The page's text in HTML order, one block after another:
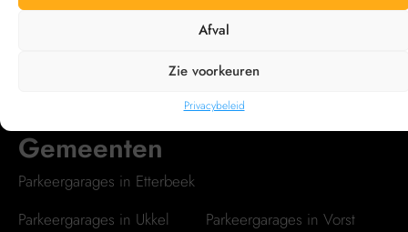
Afval
Zie voorkeuren
Privacybeleid
serverussurvey@gmail.com
Gemeenten
Parkeergarages in Etterbeek
Parkeergarages in Ukkel
Parkeergarages in Vorst